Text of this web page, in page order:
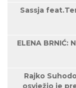
Sassja
ELENA
Rajko
osvježio je